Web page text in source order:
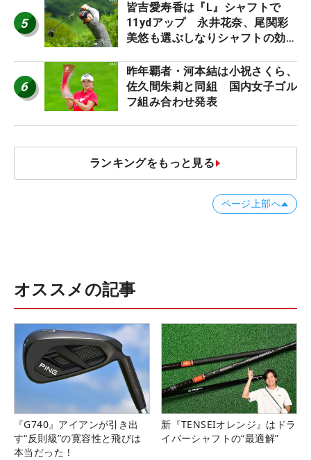
5
皆吉愛寿香は『L』シャフトで
11ydアップ 永井花奈、尾関彩
美悠も選ぶしなりシャフトの効果
ア”】
6
昨年覇者・河本結は小祝さくら、
佐久間朱莉と同組 国内女子ゴル
フ組み合わせ発表
ランキングをもっと見る
ページ上部へ
オススメの記事
『G740』アイアンが引き出
す“反則級”の寛容性と飛びは
本当だった！
新『TENSEIオレンジ』はドラ
イバーシャフトの“最適解”